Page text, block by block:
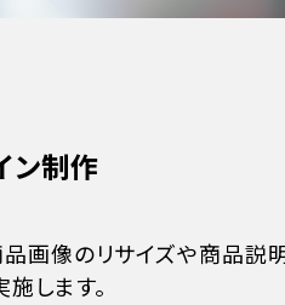
ン制作
画像のリサイズや商品説
します。